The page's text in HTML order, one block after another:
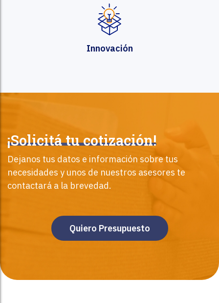
Innovación
¡Solicitá tu cotización!
Dejanos tus datos e información sobre tus
necesidades y unos de nuestros asesores te
contactará a la brevedad.
Quiero Presupuesto